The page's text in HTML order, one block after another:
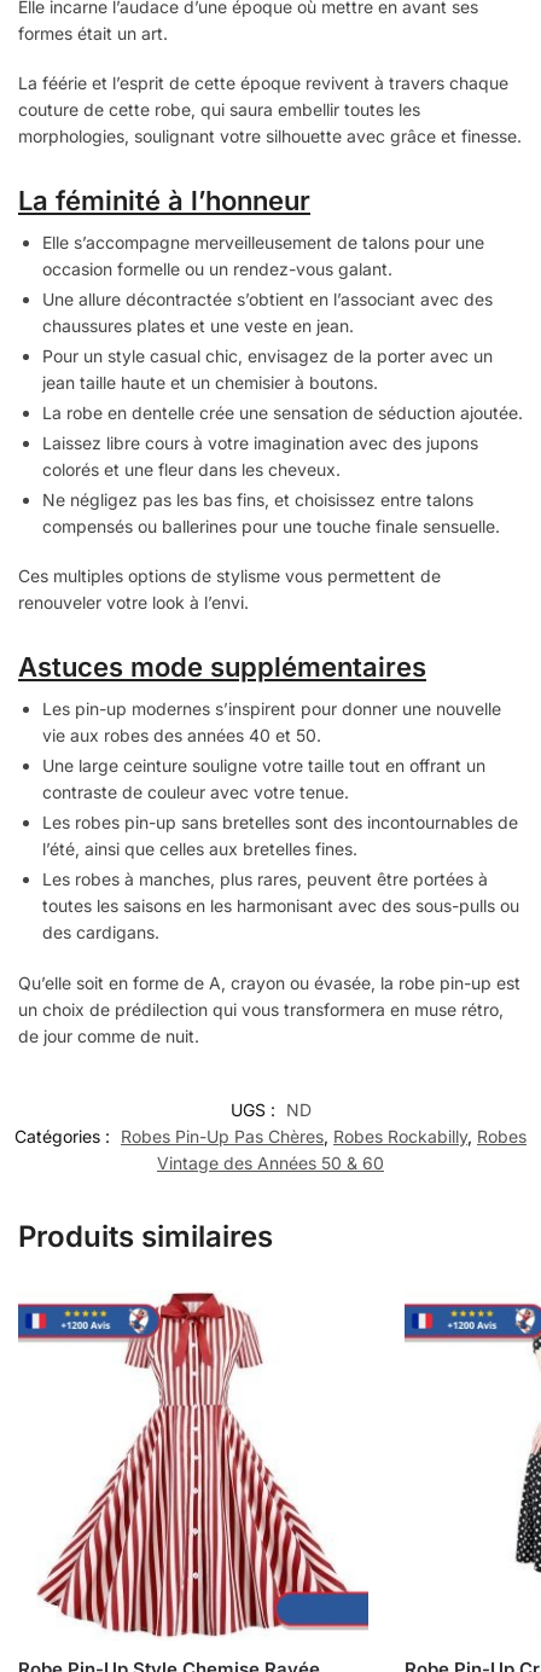
Elle incarne l’audace d’une époque où mettre en avant ses
formes était un art.
La féérie et l’esprit de cette époque revivent à travers chaque
couture de cette robe, qui saura embellir toutes les
morphologies, soulignant votre silhouette avec grâce et finesse.
La féminité à l’honneur
Elle s’accompagne merveilleusement de talons pour une
occasion formelle ou un rendez-vous galant.
Une allure décontractée s’obtient en l’associant avec des
chaussures plates et une veste en jean.
Pour un style casual chic, envisagez de la porter avec un
jean taille haute et un chemisier à boutons.
La robe en dentelle crée une sensation de séduction ajoutée.
Laissez libre cours à votre imagination avec des jupons
colorés et une fleur dans les cheveux.
Ne négligez pas les bas fins, et choisissez entre talons
compensés ou ballerines pour une touche finale sensuelle.
Ces multiples options de stylisme vous permettent de
renouveler votre look à l’envi.
Astuces mode supplémentaires
Les pin-up modernes s’inspirent pour donner une nouvelle
vie aux robes des années 40 et 50.
Une large ceinture souligne votre taille tout en offrant un
contraste de couleur avec votre tenue.
Les robes pin-up sans bretelles sont des incontournables de
l’été, ainsi que celles aux bretelles fines.
Les robes à manches, plus rares, peuvent être portées à
toutes les saisons en les harmonisant avec des sous-pulls ou
des cardigans.
Qu’elle soit en forme de A, crayon ou évasée, la robe pin-up est
un choix de prédilection qui vous transformera en muse rétro,
de jour comme de nuit.
UGS :
ND
Catégories :
Robes Pin-Up Pas Chères, Robes Rockabilly, Robes
Vintage des Années 50 & 60
Produits similaires